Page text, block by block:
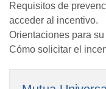
Requisitos de
acceder al incentivo.
Orientaciones para
Cómo solicitar el